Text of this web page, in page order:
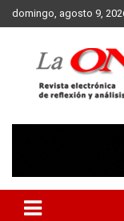
Skip
to
domingo, agosto 9,